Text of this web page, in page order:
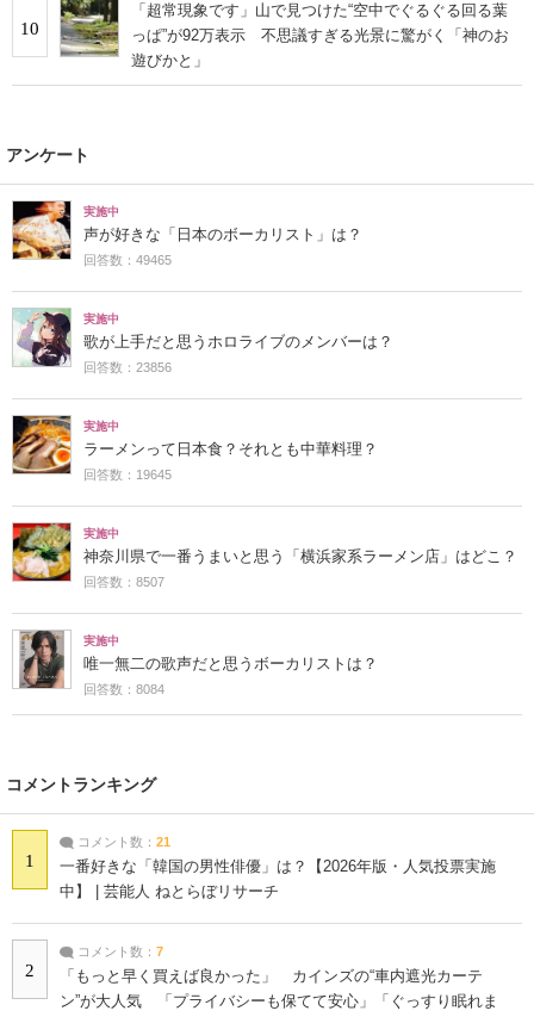
10
「超常現象です」山で見つけた“空中でぐるぐる回る葉
っぱ”が92万表示 不思議すぎる光景に驚がく「神のお
遊びかと」
アンケート
実施中
声が好きな「日本のボーカリスト」は？
回答数：49465
実施中
歌が上手だと思うホロライブのメンバーは？
回答数：23856
実施中
ラーメンって日本食？それとも中華料理？
回答数：19645
実施中
神奈川県で一番うまいと思う「横浜家系ラーメン店」はどこ？
回答数：8507
実施中
唯一無二の歌声だと思うボーカリストは？
回答数：8084
コメントランキング
1
コメント数： 21
一番好きな「韓国の男性俳優」は？【2026年版・人気投票実施
中】 | 芸能人 ねとらぼリサーチ
2
コメント数： 7
「もっと早く買えば良かった」 カインズの“車内遮光カーテ
ン”が大人気 「プライバシーも保てて安心」「ぐっすり眠れま